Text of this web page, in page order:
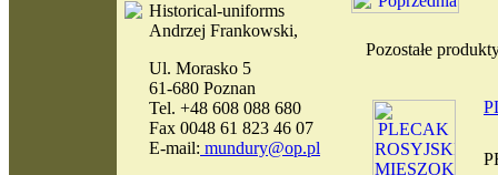
Historical-uniforms
Andrzej Frankowski,
Ul. Morasko 5
61-680 Poznan
Tel. +48 608 088 680
Fax 0048 61 823 46 07
E-mail: mundury@op.pl
Pozostałe